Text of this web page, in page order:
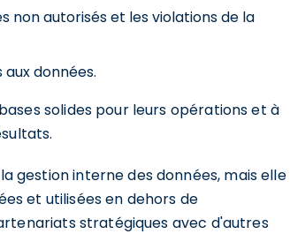
non autorisés et les violations de la
données.
solides pour leurs opérations et à
gestion interne des données, mais elle
et utilisées en dehors de
stratégiques avec d'autres